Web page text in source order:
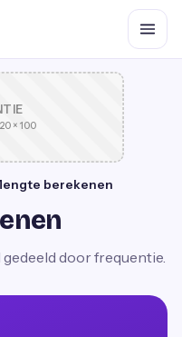
× 100
berekenen
door frequentie.